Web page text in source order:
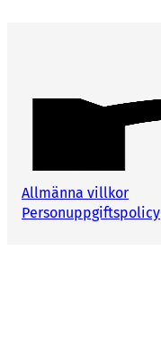
Allmänna villkor
Personuppgiftspolicy